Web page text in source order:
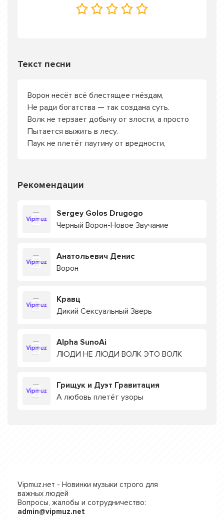
Текст песни
Ворон несёт всё блестящее гнёздам,
Не ради богатства — так создана суть.
Волк не терзает добычу от злости, а просто
Пытается выжить в лесу.
Паук не плетёт паутину от вредности,
Рекомендации
Sergey Golos Drugogo
Черный Ворон-Новое Звучание
Анатольевич Денис
Ворон
Кравц
Дикий Сексуальный Зверь
Alpha SunoAi
ЛЮДИ НЕ ЛЮДИ ВОЛК ЭТО ВОЛК
Грищук и Дуэт Гравитация
А любовь плетёт узоры
Vipmuz.нет - Новинки музыки строго для
важных людей
Вопросы, жалобы и сотрудничество:
admin@vipmuz.net